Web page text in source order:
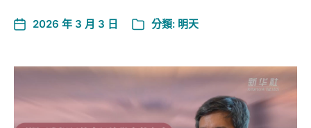
2026 年 3 月 3 日 分類: 明天